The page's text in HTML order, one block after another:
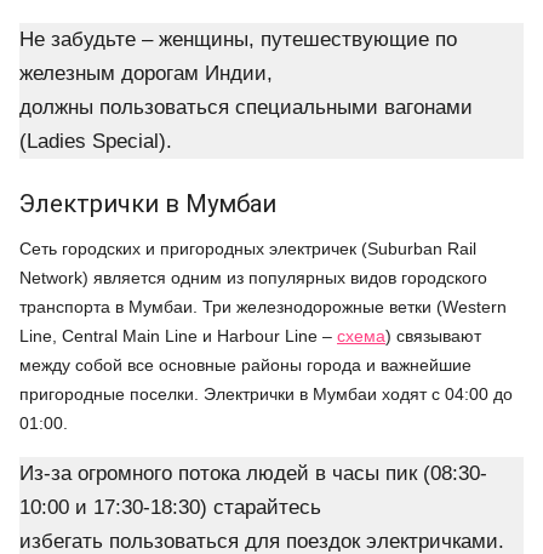
Не забудьте – женщины, путешествующие по
железным дорогам Индии,
должны пользоваться специальными вагонами
(Ladies Special).
Электрички в Мумбаи
Сеть городских и пригородных электричек (Suburban Rail
Network) является одним из популярных видов городского
транспорта в Мумбаи. Три железнодорожные ветки (Western
Line, Central Main Line и Harbour Line – схема) связывают
между собой все основные районы города и важнейшие
пригородные поселки. Электрички в Мумбаи ходят с 04:00 до
01:00.
Из-за огромного потока людей в часы пик (08:30-
10:00 и 17:30-18:30) старайтесь
избегать пользоваться для поездок электричками.